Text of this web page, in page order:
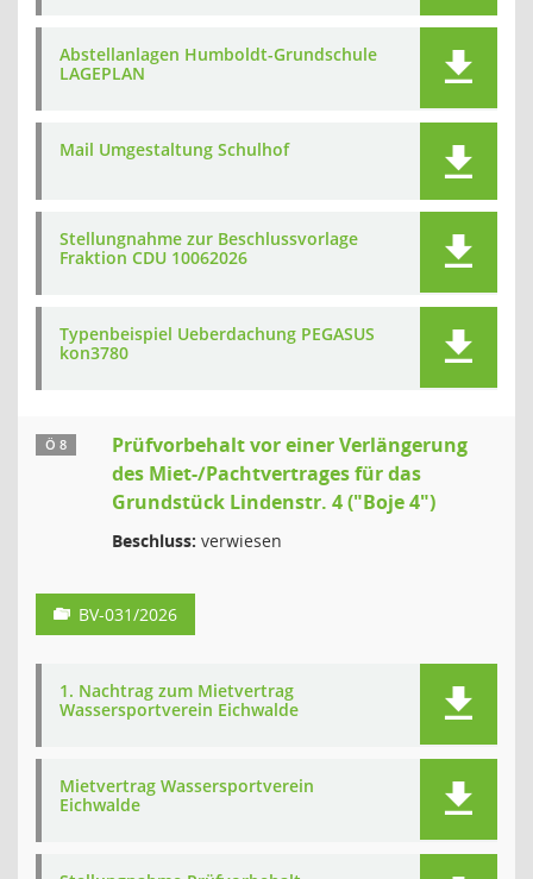
Abstellanlagen Humboldt-Grundschule
LAGEPLAN
Mail Umgestaltung Schulhof
Stellungnahme zur Beschlussvorlage
Fraktion CDU 10062026
Typenbeispiel Ueberdachung PEGASUS
kon3780
Ö 8
Prüfvorbehalt vor einer Verlängerung
des Miet-/Pachtvertrages für das
Grundstück Lindenstr. 4 ("Boje 4")
Beschluss: verwiesen
BV-031/2026
1. Nachtrag zum Mietvertrag
Wassersportverein Eichwalde
Mietvertrag Wassersportverein
Eichwalde